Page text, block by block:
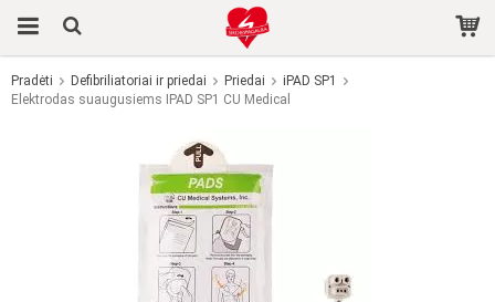
Produktas buvo įdėtas į jūsų krepšelį
Pradėti Defibriliatoriai ir priedai Priedai
iPAD SP1
Elektrodas suaugusiems IPAD SP1 CU Medical